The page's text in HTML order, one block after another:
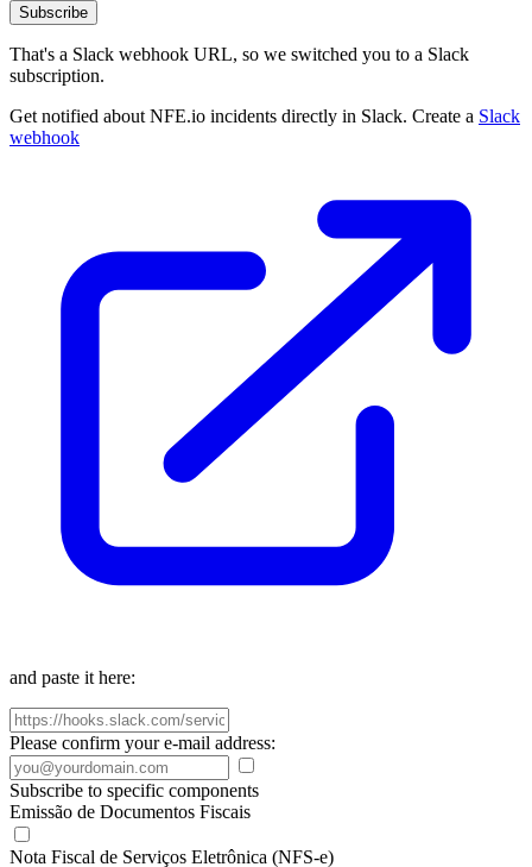
Subscribe
That's a Slack webhook URL, so we switched you to a Slack
subscription.
Get notified about NFE.io incidents directly in Slack. Create a Slack
webhook
and paste it here:
Please confirm your e-mail address:
Subscribe to specific components
Emissão de Documentos Fiscais
Nota Fiscal de Serviços Eletrônica (NFS-e)